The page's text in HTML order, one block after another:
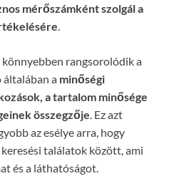
mérőszámként szolgál a
rangsorolódik a
általában a minőségi
a tartalom minősége
összegzője . Ez azt
az esélye arra, hogy
találatok között, ami
és a láthatóságot.